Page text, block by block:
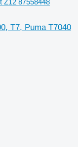
T7, Puma T7040